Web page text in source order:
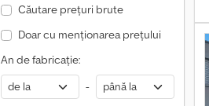
Căutare prețuri brute
Doar cu menționarea prețului
An de fabricație:
-